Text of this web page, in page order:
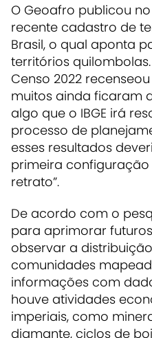
O Geoafro publicou
recente cadastro de
Brasil, o qual aponta
territórios
Censo 2022
muitos ainda ficaram
algo que o IBGE irá
processo de
esses resultados
primeira
retrato”.
De acordo com o
para aprimorar
observar a
comunidades
informações com
houve atividades
imperiais, como
diamante, ciclos de